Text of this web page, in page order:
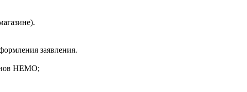
заявления.
НЕМО;